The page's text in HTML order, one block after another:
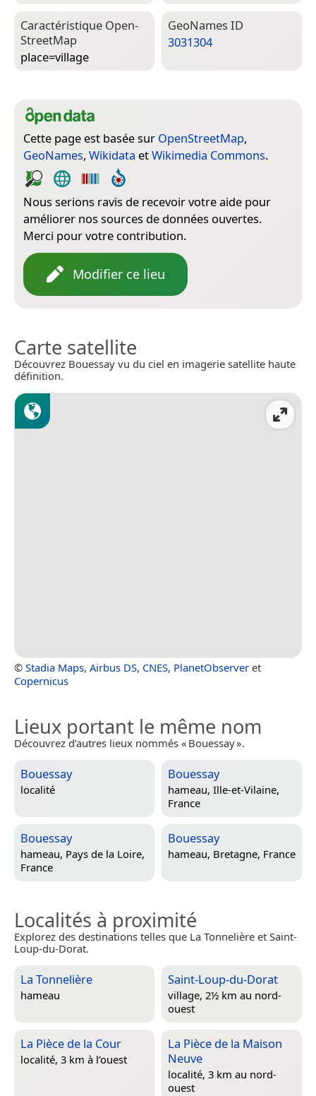
Caractéristique Open­
Street­Map
place=­village
Geo­Names ID
3031304
Cette page est basée sur OpenStreetMap,
GeoNames, Wikidata etWikimedia Commons.
Nous serions ravis de recevoir votre aide pour
améliorer nos sources de données ouvertes.
Merci pour votre contribution.
Modifier ce lieu
Carte satellite
Découvrez Bouessay vu du ciel en imagerie satellite haute
définition.
© Stadia Maps, Airbus DS, CNES, PlanetObserver et
Copernicus
Lieux portant le même nom
Découvrez d’autres lieux nommés « Bouessay ».
Bouessay
localité
Bouessay
hameau, Ille-et-Vilaine,
France
Bouessay
hameau, Pays de la Loire,
France
Bouessay
hameau, Bretagne, France
Localités à proximité
Explorez des destinations telles que La Tonnelière et Saint-
Loup-du-Dorat.
La Tonnelière
hameau
Saint-Loup-du-Dorat
village, 2½ km au nord-
ouest
La Pièce de la Cour
localité, 3 km à l’ouest
La Pièce de la Maison
Neuve
localité, 3 km au nord-
ouest